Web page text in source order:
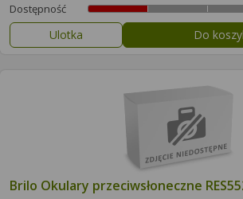
Dostępność
Ulotka Do
Brilo Okulary przeciwsłoneczne